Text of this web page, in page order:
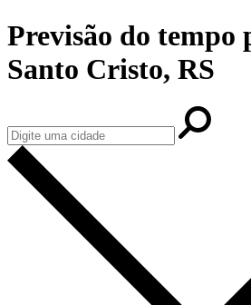
Previsão do tempo
Santo Cristo, RS